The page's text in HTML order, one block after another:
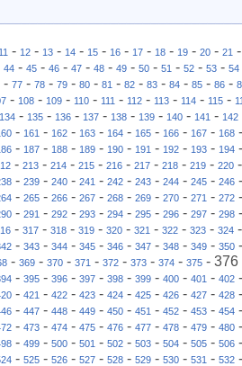
- 12- 13- 14- 15- 16- 17- 18- 19- 20- 21-
44- 45- 46- 47- 48- 49- 50- 51- 52- 53- 54
- 77 - 78 - 79 - 80 - 81 - 82 - 83 - 84 - 85 - 86 -
- 108 - 109 - 110 - 111 - 112 - 113 - 114 - 115 -
134 - 135 - 136 - 137 - 138 - 139 - 140 - 141 - 142
- 161- 162- 163- 164- 165- 166- 167- 168-
- 187- 188- 189- 190- 191- 192- 193- 194-
- 213 - 214 - 215 - 216 - 217 - 218 - 219 - 220 -
- 239- 240- 241- 242- 243- 244- 245- 246-
- 265- 266- 267- 268- 269- 270- 271- 272-
- 291- 292- 293- 294- 295- 296- 297- 298-
- 317 - 318 - 319 - 320 - 321 - 322 - 323 - 324 -
- 343- 344- 345- 346- 347- 348- 349- 350-
- 369 - 370 - 371 - 372 - 373 - 374 - 375 - 376
- 395 - 396 - 397 - 398 - 399 - 400 - 401 - 402 -
- 421- 422- 423- 424- 425- 426- 427- 428-
- 447- 448- 449- 450- 451- 452- 453- 454-
- 473- 474- 475- 476- 477- 478- 479- 480-
- 499 - 500 - 501 - 502 - 503 - 504 - 505 - 506 -
- 525- 526- 527- 528- 529- 530- 531- 532-